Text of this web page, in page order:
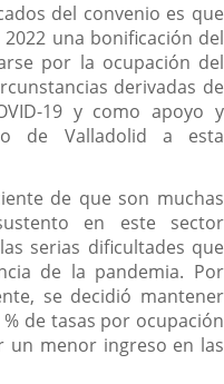
del convenio es que
una bonificación del
por la ocupación del
derivadas de
19 y como apoyo y
de Valladolid a esta
de que son muchas
en este sector
serias dificultades que
de la pandemia. Por
se decidió mantener
de tasas por ocupación
un menor ingreso en las